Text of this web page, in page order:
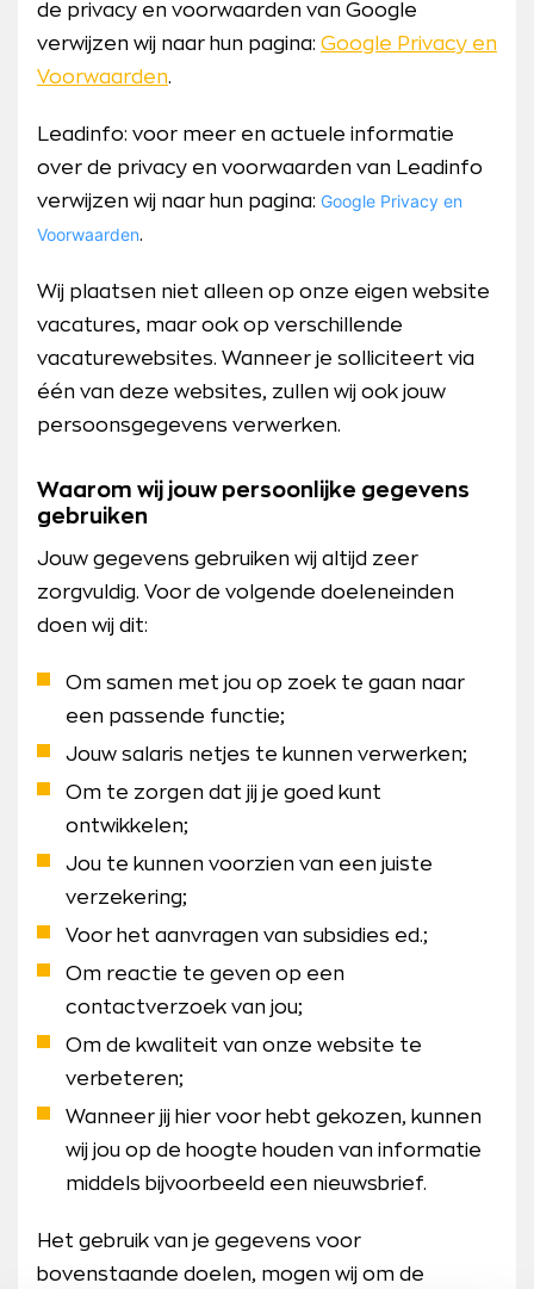
de privacy en voorwaarden van Google
verwijzen wij naar hun pagina: Google Privacy en
Voorwaarden.
Leadinfo: voor meer en actuele informatie
over de privacy en voorwaarden van Leadinfo
verwijzen wij naar hun pagina: Google Privacy en
Voorwaarden.
Wij plaatsen niet alleen op onze eigen website
vacatures, maar ook op verschillende
vacaturewebsites. Wanneer je solliciteert via
één van deze websites, zullen wij ook jouw
persoonsgegevens verwerken.
Waarom wij jouw persoonlijke gegevens
gebruiken
Jouw gegevens gebruiken wij altijd zeer
zorgvuldig. Voor de volgende doeleneinden
doen wij dit:
Om samen met jou op zoek te gaan naar
een passende functie;
Jouw salaris netjes te kunnen verwerken;
Om te zorgen dat jij je goed kunt
ontwikkelen;
Jou te kunnen voorzien van een juiste
verzekering;
Voor het aanvragen van subsidies ed.;
Om reactie te geven op een
contactverzoek van jou;
Om de kwaliteit van onze website te
verbeteren;
Wanneer jij hier voor hebt gekozen, kunnen
wij jou op de hoogte houden van informatie
middels bijvoorbeeld een nieuwsbrief.
Het gebruik van je gegevens voor
bovenstaande doelen, mogen wij om de